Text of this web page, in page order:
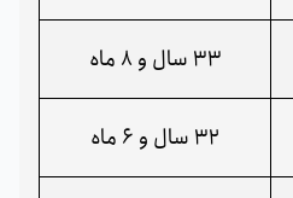
33 سال و 8 ماه
32 سال و 6 ماه